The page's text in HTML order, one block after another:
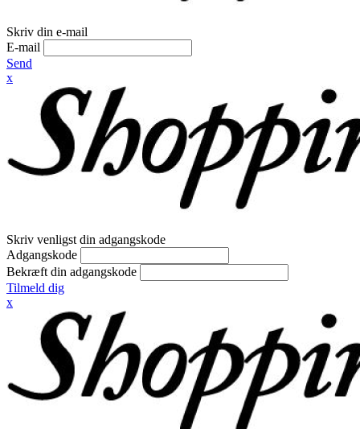
Skriv din e-mail
E-mail
Send
x
Skriv venligst din adgangskode
Adgangskode
Bekræft din adgangskode
Tilmeld dig
x